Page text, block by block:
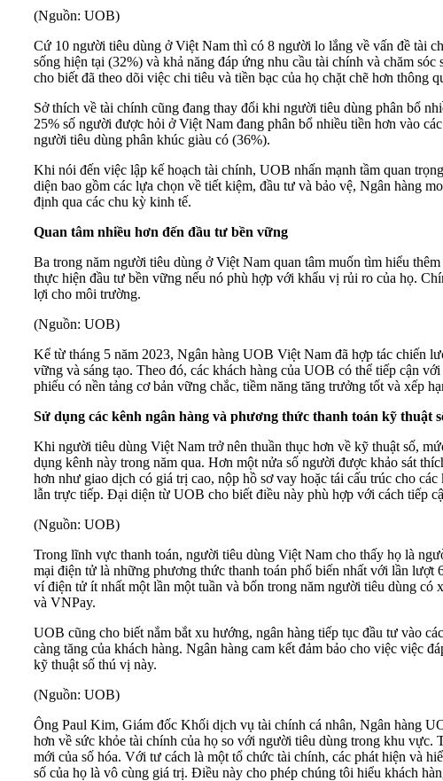
(Nguồn: UOB)
Cứ 10 người tiêu dùng ở Việt Nam thì có 8 người lo lắng về vấn đề tài
sống hiện tại (32%) và khả năng đáp ứng nhu cầu tài chính và chăm
cho biết đã theo dõi việc chi tiêu và tiền bạc của họ chặt chẽ hơn thông
Sở thích về tài chính cũng đang thay đổi khi người tiêu dùng phân bổ
25% số người được hỏi ở Việt Nam đang phân bổ nhiều tiền hơn vào
người tiêu dùng phân khúc giàu có (36%).
Khi nói đến việc lập kế hoạch tài chính, UOB nhấn mạnh tầm quan
diện bao gồm các lựa chọn về tiết kiệm, đầu tư và bảo vệ, Ngân hàng
định qua các chu kỳ kinh tế.
Quan tâm nhiều hơn đến đầu tư bền vững
Ba trong năm người tiêu dùng ở Việt Nam quan tâm muốn tìm hiểu
thực hiện đầu tư bền vững nếu nó phù hợp với khẩu vị rủi ro của họ.
lợi cho môi trường.
(Nguồn: UOB)
Kể từ tháng 5 năm 2023, Ngân hàng UOB Việt Nam đã hợp tác chiến
vững và sáng tạo. Theo đó, các khách hàng của UOB có thể tiếp cận
phiếu có nền tảng cơ bản vững chắc, tiềm năng tăng trưởng tốt và xếp
Sử dụng các kênh ngân hàng và phương thức thanh toán kỹ thuật
Khi người tiêu dùng Việt Nam trở nên thuần thục hơn về kỹ thuật số,
dụng kênh này trong năm qua. Hơn một nửa số người được khảo sát
hơn như giao dịch có giá trị cao, nộp hồ sơ vay hoặc tái cấu trúc cho
lẫn trực tiếp. Đại diện từ UOB cho biết điều này phù hợp với cách tiếp
(Nguồn: UOB)
Trong lĩnh vực thanh toán, người tiêu dùng Việt Nam cho thấy họ là
mại điện tử là những phương thức thanh toán phổ biến nhất với lần
ví điện tử ít nhất một lần một tuần và bốn trong năm người tiêu dùng
và VNPay.
UOB cũng cho biết nắm bắt xu hướng, ngân hàng tiếp tục đầu tư vào
càng tăng của khách hàng. Ngân hàng cam kết đảm bảo cho việc việc
kỹ thuật số thú vị này.
(Nguồn: UOB)
Ông Paul Kim, Giám đốc Khối dịch vụ tài chính cá nhân, Ngân hàng
hơn về sức khỏe tài chính của họ so với người tiêu dùng trong khu
mới của số hóa. Với tư cách là một tổ chức tài chính, các phát hiện và
số của họ là vô cùng giá trị. Điều này cho phép chúng tôi hiểu khách